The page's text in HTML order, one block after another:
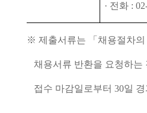
· 전화 :
※ 제출서류는 「 채용절차
채용서류 반환을 요청하는
접수 마감일로부터 30일